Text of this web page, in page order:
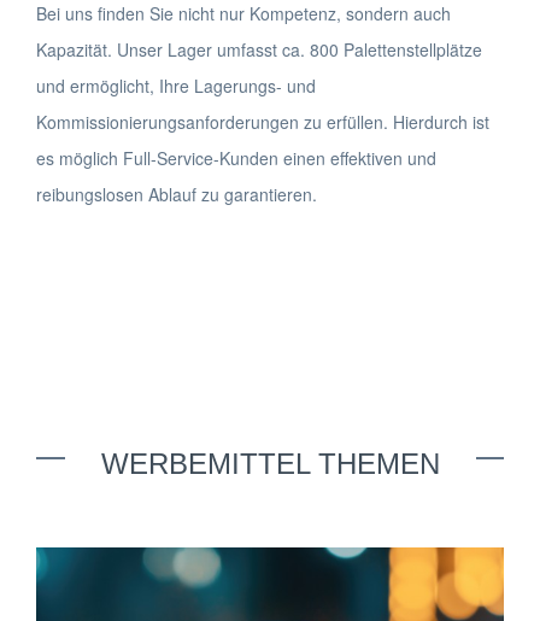
Bei uns finden Sie nicht nur Kompetenz, sondern auch
Kapazität. Unser Lager umfasst ca. 800 Palettenstellplätze
und ermöglicht, Ihre Lagerungs- und
Kommissionierungsanforderungen zu erfüllen. Hierdurch ist
es möglich Full-Service-Kunden einen effektiven und
reibungslosen Ablauf zu garantieren.
WERBEMITTEL THEMEN